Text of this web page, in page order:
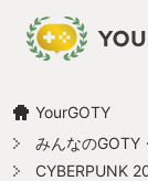
YourGOTY
みんなのGOTY
CYBERPUNK